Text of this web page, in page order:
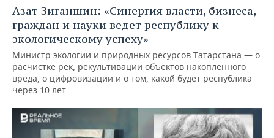
Азат Зиганшин: «Синергия власти, бизнеса,
граждан и науки ведет республику к
экологическому успеху»
Министр экологии и природных ресурсов Татарстана — о
расчистке рек, рекультивации объектов накопленного
вреда, о цифровизации и о том, какой будет республика
через 10 лет